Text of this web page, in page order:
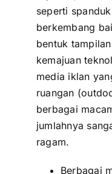
seperti
berkembang
bentuk
kemajuan
media iklan
ruangan
berbagai
jumlahnya
ragam.
Berbagai